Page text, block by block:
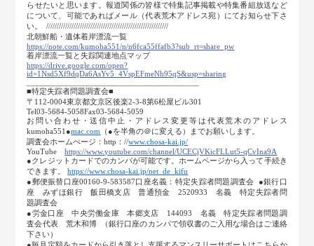
らせたいと思います。報道関係の皆様で特集記事掲載や特集番組放送など
について、可能であればメール（代表荒木アドレス宛）にてお知らせ下さ
い。 //////////////////////////////////////////////////////////
北朝鮮船・遺体着岸漂流一覧
https://note.com/kumoha551/n/n6fca55ffafb3?sub_rt=share_pw
着岸漂流一覧と失踪関連地点マップ
https://drive.google.com/open?
id=1Nsd5Xf9dqDa6AsYv5_4VspEFmeNh95qS&usp=sharing
■特定失踪者問題調査会■
〒112-0004東京都文京区後楽2-3-8第6松屋ビル301
Tel03-5684-5058Fax03-5684-5059
お問い合わせ・送信中止・アドレス変更等は代表荒木のアドレス
kumoha551●mac.com
（●を半角の＠に変える）までお願いします。
調査会ホームぺージ：http：//www.chosa-kai.jp/
YouTubehttps://www.youtube.com/channel/UCECjVKicFLLut5-qCvIna9A
●クレジットカードでのカンパが可能です。ホームページから入って手続き
できます。https://www.chosa-kai.jp/net_de_kifu
●郵便振替口座00160-9-583587口座名義：特定失踪者問題調査会 ●銀行口
座 みずほ銀行 飯田橋支店 普通預金 2520933 名義 特定失踪者問
題調査会
●労金口座 中央労働金庫 本郷支店 144093 名義 特定失踪者問題調
査会代表 荒木和博 （銀行口座のカンパで領収書のご入用な場合はご連絡
下さい）